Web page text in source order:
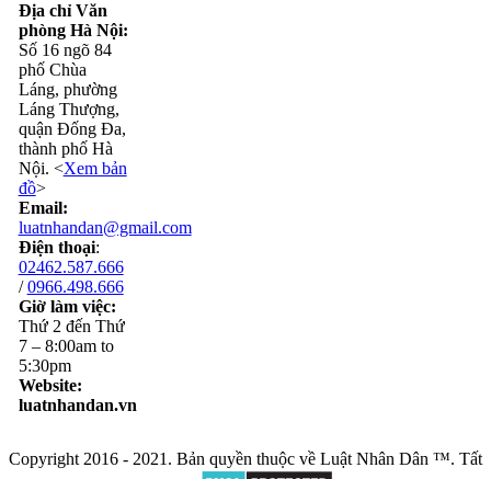
Địa chỉ Văn
phòng Hà Nội:
Số 16 ngõ 84
phố Chùa
Láng, phường
Láng Thượng,
quận Đống Đa,
thành phố Hà
Nội. <Xem bản
đồ>
Email:
luatnhandan@gmail.com
Điện thoại:
02462.587.666
/0966.498.666
Giờ làm việc:
Thứ 2 đến Thứ
7 – 8:00am to
5:30pm
Website:
luatnhandan.vn
Copyright 2016 - 2021. Bản quyền thuộc về Luật Nhân Dân ™. Tất